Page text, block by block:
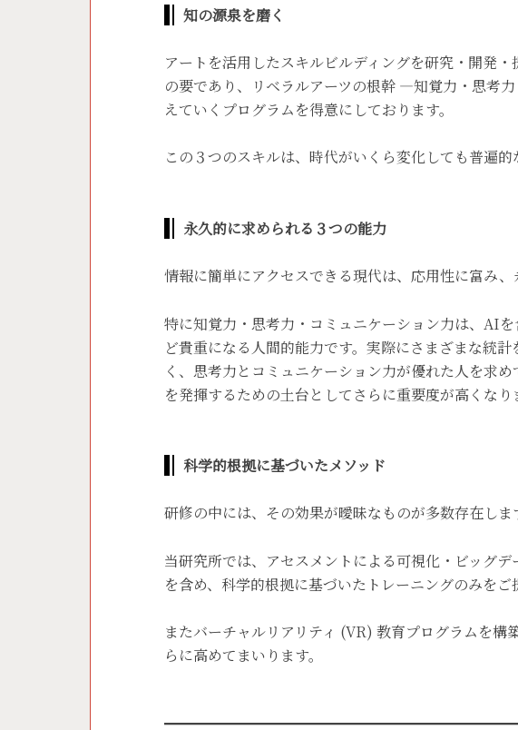
知の源泉を磨く
アートを活用したスキルビルディングを研究・開発
の要であり、リベラルアーツの根幹 ―知覚力・思考
えていくプログラムを得意にしております。
この３つのスキルは、時代がいくら変化しても普遍的
永久的に求められる３つの能力
情報に簡単にアクセスできる現代は、応用性に富み、
特に知覚力・思考力・コミュニケーション力は、AI
ど貴重になる人間的能力です。実際にさまざまな統
く、思考力とコミュニケーション力が優れた人を求
を発揮するための土台としてさらに重要度が高くなり
科学的根拠に基づいたメソッド
研修の中には、その効果が曖昧なものが多数存在しま
当研究所では、アセスメントによる可視化・ビッグ
を含め、科学的根拠に基づいたトレーニングのみをご
またバーチャルリアリティ (VR) 教育プログラムを構
らに高めてまいります。